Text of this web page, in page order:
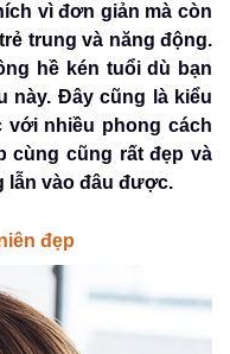
vì đơn giản mà còn
trung và năng động.
hề kén tuổi dù bạn
này. Đây cũng là kiểu
nhiều phong cách
cùng cũng rất đẹp và
lẫn vào đâu được.
đẹp